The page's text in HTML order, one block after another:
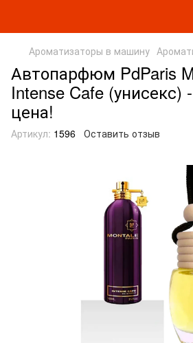
Ароматизаторы в машину
Автопарфюм PdParis
Intense Cafe (унисекс)
цена!
Артикул: 1596 Оставить отзыв